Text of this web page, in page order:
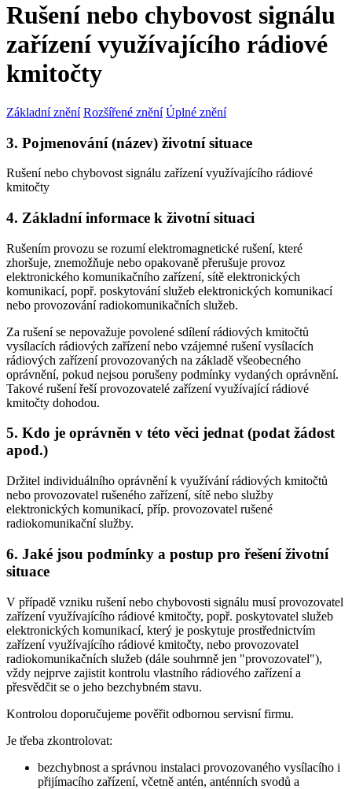
Rušení nebo chybovost signálu
zařízení využívajícího rádiové
kmitočty
Základní znění Rozšířené znění Úplné znění
3. Pojmenování (název) životní situace
Rušení nebo chybovost signálu zařízení využívajícího rádiové
kmitočty
4. Základní informace k životní situaci
Rušením provozu se rozumí elektromagnetické rušení, které
zhoršuje, znemožňuje nebo opakovaně přerušuje provoz
elektronického komunikačního zařízení, sítě elektronických
komunikací, popř. poskytování služeb elektronických komunikací
nebo provozování radiokomunikačních služeb.
Za rušení se nepovažuje povolené sdílení rádiových kmitočtů
vysílacích rádiových zařízení nebo vzájemné rušení vysílacích
rádiových zařízení provozovaných na základě všeobecného
oprávnění, pokud nejsou porušeny podmínky vydaných oprávnění.
Takové rušení řeší provozovatelé zařízení využívající rádiové
kmitočty dohodou.
5. Kdo je oprávněn v této věci jednat (podat žádost
apod.)
Držitel individuálního oprávnění k využívání rádiových kmitočtů
nebo provozovatel rušeného zařízení, sítě nebo služby
elektronických komunikací, příp. provozovatel rušené
radiokomunikační služby.
6. Jaké jsou podmínky a postup pro řešení životní
situace
V případě vzniku rušení nebo chybovosti signálu musí provozovatel
zařízení využívajícího rádiové kmitočty, popř. poskytovatel služeb
elektronických komunikací, který je poskytuje prostřednictvím
zařízení využívajícího rádiové kmitočty, nebo provozovatel
radiokomunikačních služeb (dále souhrnně jen "provozovatel"),
vždy nejprve zajistit kontrolu vlastního rádiového zařízení a
přesvědčit se o jeho bezchybném stavu.
Kontrolou doporučujeme pověřit odbornou servisní firmu.
Je třeba zkontrolovat:
bezchybnost a správnou instalaci provozovaného vysílacího i
přijímacího zařízení, včetně antén, anténních svodů a